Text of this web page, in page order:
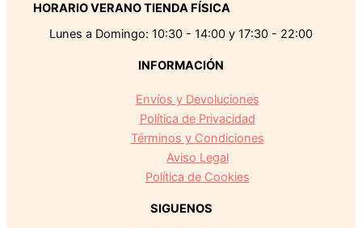
HORARIO VERANO TIENDA FÍSICA
Lunes a Domingo: 10:30 - 14:00 y 17:30 - 22:00
INFORMACIÓN
Envíos y Devoluciones
Política de Privacidad
Términos y Condiciones
Aviso Legal
Política de Cookies
SIGUENOS